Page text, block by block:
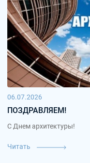
06.07.2026
ПОЗДРАВЛЯЕМ!
С Днем архитектуры!
Читать